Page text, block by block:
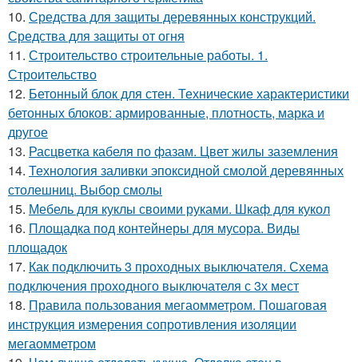
10. Средства для защиты деревянных конструкций.
Средства для защиты от огня
11. Строительство строительные работы. 1.
Строительство
12. Бетонный блок для стен. Технические характеристики
бетонных блоков: армированные, плотность, марка и
другое
13. Расцветка кабеля по фазам. Цвет жилы заземления
14. Технология заливки эпоксидной смолой деревянных
столешниц. Выбор смолы
15. Мебель для куклы своими руками. Шкаф для кукол
16. Площадка под контейнеры для мусора. Виды
площадок
17. Как подключить 3 проходных выключателя. Схема
подключения проходного выключателя с 3х мест
18. Правила пользования мегаомметром. Пошаговая
инструкция измерения сопротивления изоляции
мегаомметром